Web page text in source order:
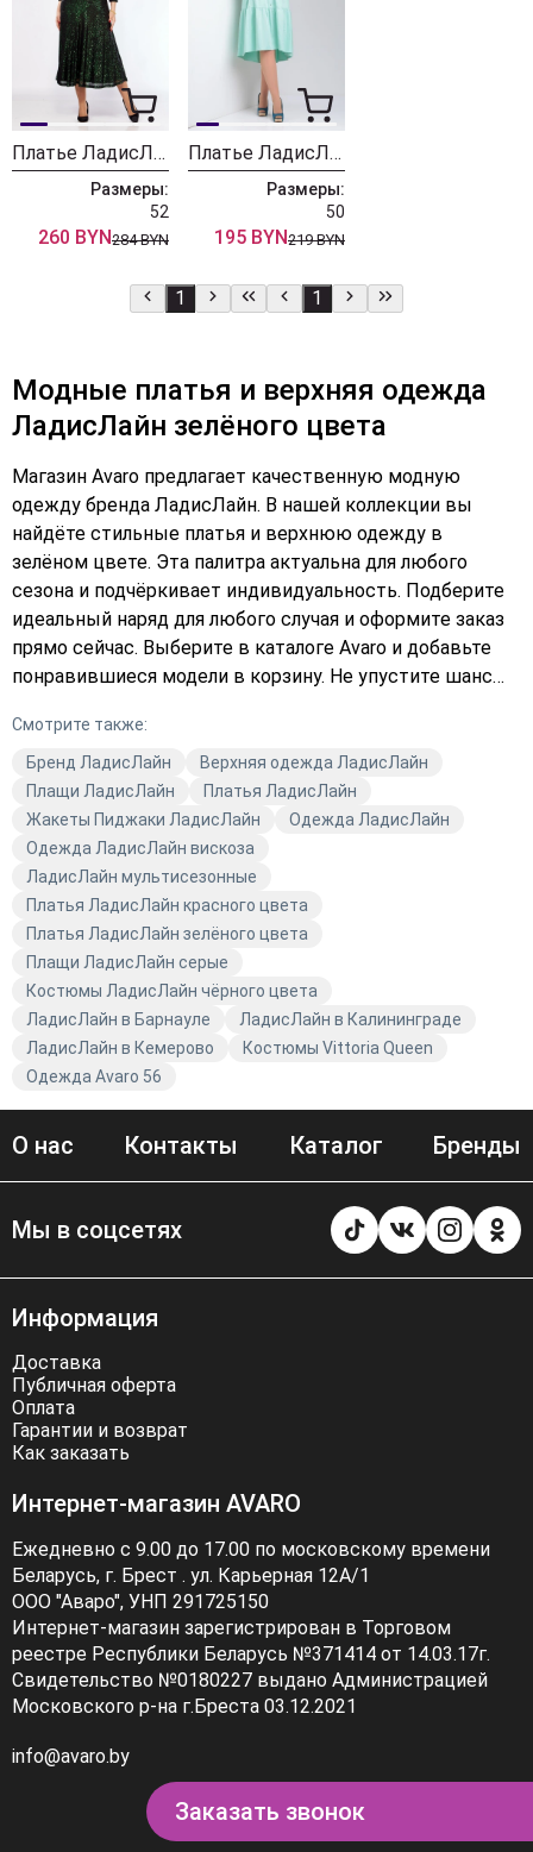
Платье ЛадисЛайн 1548 темный изумруд
Размеры:
52
260 BYN284 BYN
Платье ЛадисЛайн 1271 нежная мята
Размеры:
50
195 BYN219 BYN
1 1
Модные платья и верхняя одежда
ЛадисЛайн зелёного цвета
Магазин Avaro предлагает качественную модную
одежду бренда ЛадисЛайн. В нашей коллекции вы
найдёте стильные платья и верхнюю одежду в
зелёном цвете. Эта палитра актуальна для любого
сезона и подчёркивает индивидуальность. Подберите
идеальный наряд для любого случая и оформите заказ
прямо сейчас. Выберите в каталоге Avaro и добавьте
понравившиеся модели в корзину. Не упустите шанс
ЛадисЛайн.
Смотрите также:
Бренд ЛадисЛайн
Верхняя одежда ЛадисЛайн
Плащи ЛадисЛайн
Платья ЛадисЛайн
Жакеты Пиджаки ЛадисЛайн
Одежда ЛадисЛайн
Одежда ЛадисЛайн вискоза
ЛадисЛайн мультисезонные
Платья ЛадисЛайн красного цвета
Платья ЛадисЛайн зелёного цвета
Плащи ЛадисЛайн серые
Костюмы ЛадисЛайн чёрного цвета
ЛадисЛайн в Барнауле
ЛадисЛайн в Калининграде
ЛадисЛайн в Кемерово
Костюмы Vittoria Queen
Одежда Avaro 56
О нас Контакты Каталог Бренды
Мы в соцсетях
Информация
Доставка
Публичная оферта
Оплата
Гарантии и возврат
Как заказать
Интернет-магазин AVARO
Ежедневно с 9.00 до 17.00 по московскому времени
Беларусь, г. Брест . ул. Карьерная 12А/1
ООО "Аваро", УНП 291725150
Интернет-магазин зарегистрирован в Торговом
реестре Республики Беларусь №371414 от 14.03.17г.
Свидетельство №0180227 выдано Администрацией
Московского р-на г.Бреста 03.12.2021
info@avaro.by
Заказать звонок